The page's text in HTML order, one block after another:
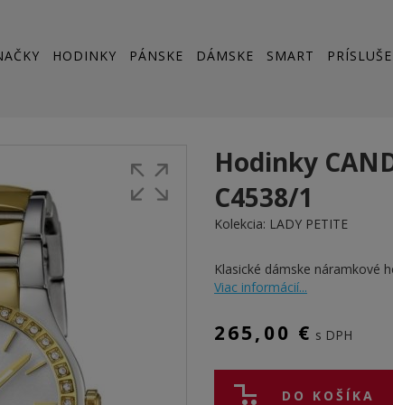
HODINKY PÁNSKE DÁMSKE SMART
Hodinky
C4538/1
Kolekcia: LADY PETITE
Klasické dámske náramkové
Viac informácií...
265,00 € s DPH
DO KOŠÍKA